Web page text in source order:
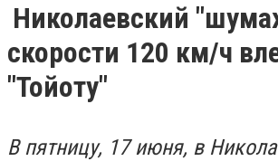
Николаевский
скорости 120 км/ч
"Тойоту"
В пятницу, 17 июня, в